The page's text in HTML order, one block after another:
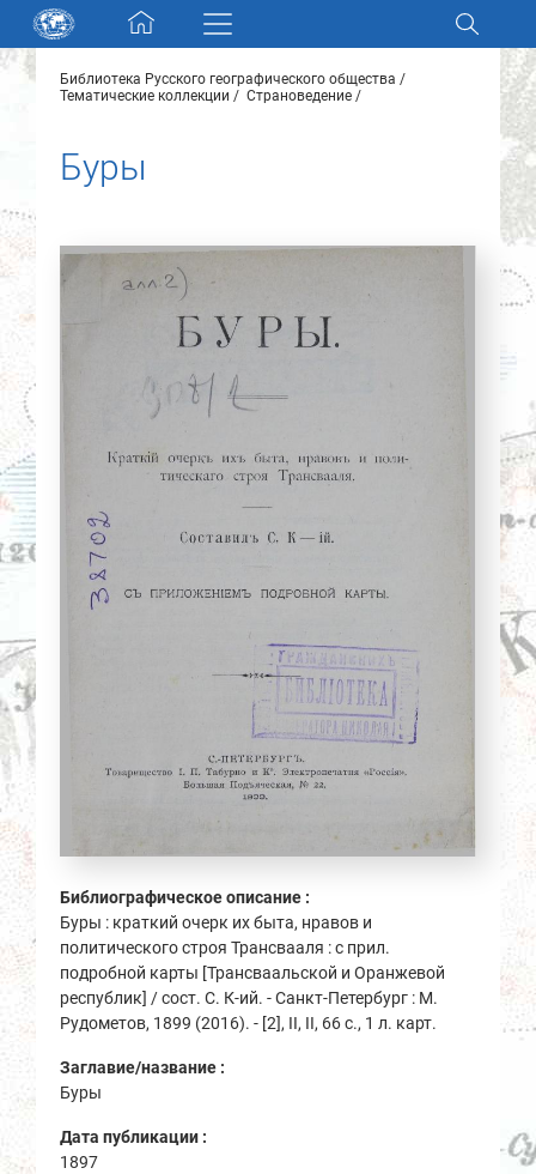
Skip navigation
Разделы и коллекции
Электронный каталог
Новости
О нас
Контакты
Партнеры
Библиотека Русского географического общества
Тематические коллекции
Страноведение
Буры
Библиографическое описание :
Буры : краткий очерк их быта, нравов и
политического строя Трансвааля : с прил.
подробной карты [Трансваальской и Оранжевой
республик] / сост. С. К-ий. - Санкт-Петербург : М.
Рудометов, 1899 (2016). - [2], II, II, 66 с., 1 л. карт.
Заглавие/название :
Буры
Дата публикации :
1897